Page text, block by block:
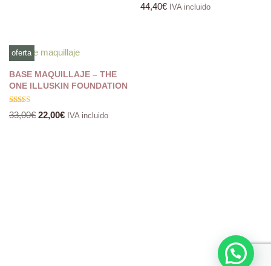
Valorado
con
44,40€ IVA incluido
oferta
BASE MAQUILLAJE – THE
ONE ILLUSKIN FOUNDATION
Valorado
con
33,00€ 22,00€ IVA incluido